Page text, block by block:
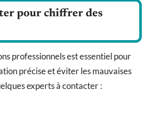
pour chiffrer des
professionnels est essentiel pour
précise et éviter les mauvaises
experts à contacter :